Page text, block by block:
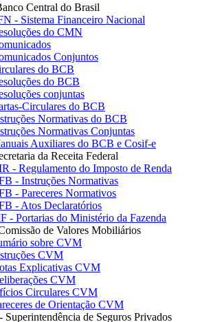
Central do Brasil
- Sistema Financeiro Nacional
do CMN
Conjuntos
do BCB
do BCB
conjuntas
Circulares do BCB
Normativas do BCB
Normativas Conjuntas
Auxiliares do BCB e Cosif-e
da Receita Federal
- Regulamento do Imposto de Renda
- Instruções Normativas
- Pareceres Normativos
- Atos Declaratórios
- Portarias do Ministério da Fazenda
de Valores Mobiliários
sobre CVM
CVM
Explicativas CVM
CVM
Circulares CVM
de Orientação CVM
Superintendência de Seguros Privados